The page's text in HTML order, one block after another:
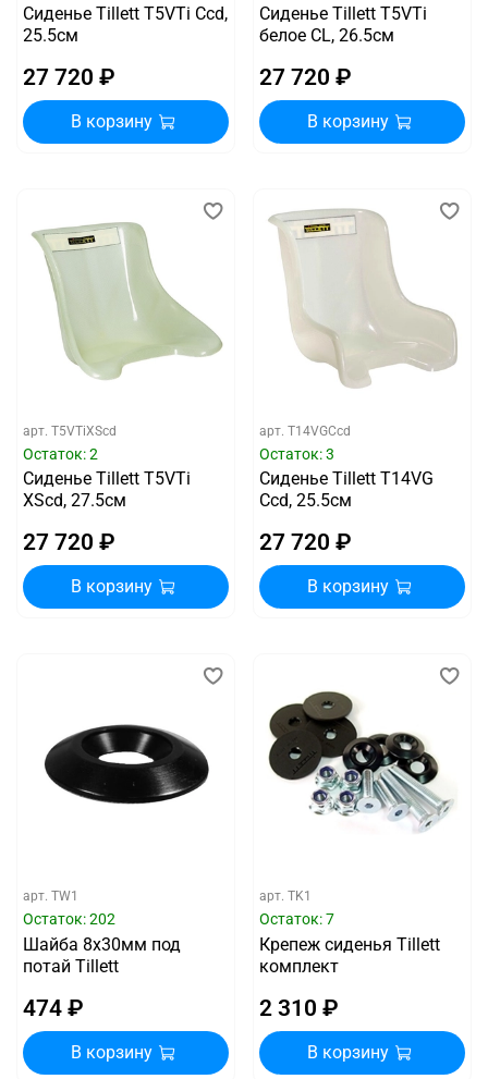
Сиденье Tillett T5VTi Ccd,
25.5см
27 720 ₽
В корзину
Сиденье Tillett T5VTi
белое CL, 26.5см
27 720 ₽
В корзину
арт. T5VTiXScd
Остаток: 2
Сиденье Tillett T5VTi
XScd, 27.5см
27 720 ₽
В корзину
арт. T14VGCcd
Остаток: 3
Сиденье Tillett T14VG
Ccd, 25.5см
27 720 ₽
В корзину
арт. TW1
Остаток: 202
Шайба 8х30мм под
потай Tillett
474 ₽
В корзину
арт. TK1
Остаток: 7
Крепеж сиденья Tillett
комплект
2 310 ₽
В корзину